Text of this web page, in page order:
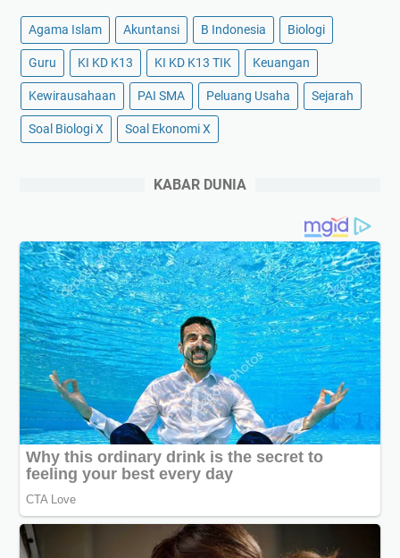
Agama Islam Akuntansi B Indonesia Biologi
Guru KI KD K13 KI KD K13 TIK Keuangan
Kewirausahaan PAI SMA Peluang Usaha Sejarah
Soal Biologi X Soal Ekonomi X
KABAR DUNIA